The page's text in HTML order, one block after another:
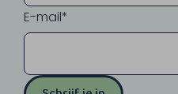
E-mail*